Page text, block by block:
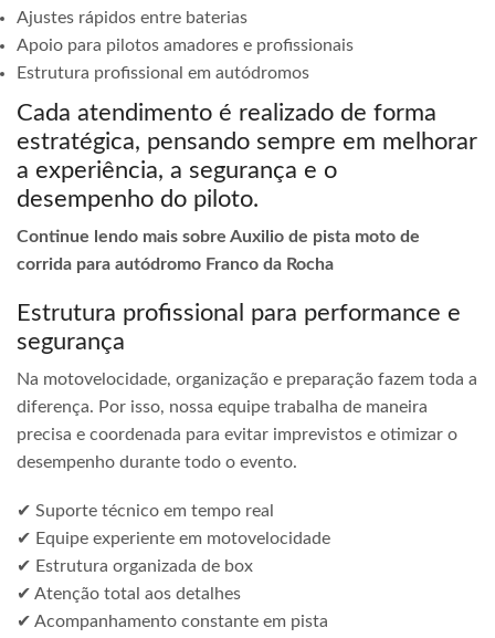
Ajustes rápidos entre baterias
Apoio para pilotos amadores e profissionais
Estrutura profissional em autódromos
Cada atendimento é realizado de forma
estratégica, pensando sempre em melhorar
a experiência, a segurança e o
desempenho do piloto.
Continue lendo mais sobre Auxilio de pista moto de
corrida para autódromo Franco da Rocha
Estrutura profissional para performance e
segurança
Na motovelocidade, organização e preparação fazem toda a
diferença. Por isso, nossa equipe trabalha de maneira
precisa e coordenada para evitar imprevistos e otimizar o
desempenho durante todo o evento.
✔ Suporte técnico em tempo real
✔ Equipe experiente em motovelocidade
✔ Estrutura organizada de box
✔ Atenção total aos detalhes
✔ Acompanhamento constante em pista